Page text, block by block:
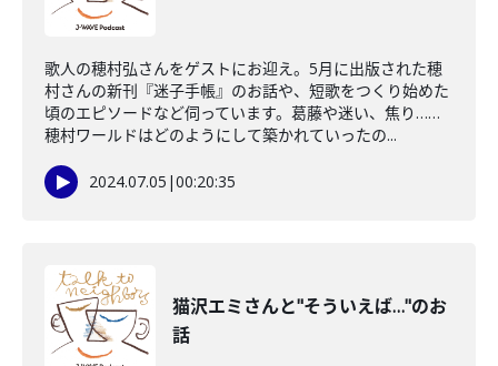
歌人の穂村弘さんをゲストにお迎え。5月に出版された穂
村さんの新刊『迷子手帳』のお話や、短歌をつくり始めた
頃のエピソードなど伺っています。葛藤や迷い、焦り……
穂村ワールドはどのようにして築かれていったの...
2024.07.05 |00:20:35
猫沢エミさんと"そういえば…"のお
話